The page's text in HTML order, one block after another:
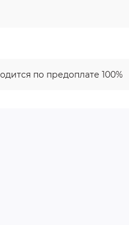
по предоплате 100%